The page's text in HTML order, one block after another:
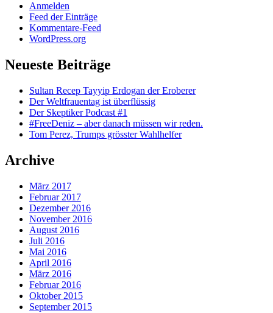
Anmelden
Feed der Einträge
Kommentare-Feed
WordPress.org
Neueste Beiträge
Sultan Recep Tayyip Erdogan der Eroberer
Der Weltfrauentag ist überflüssig
Der Skeptiker Podcast #1
#FreeDeniz – aber danach müssen wir reden.
Tom Perez, Trumps grösster Wahlhelfer
Archive
März 2017
Februar 2017
Dezember 2016
November 2016
August 2016
Juli 2016
Mai 2016
April 2016
März 2016
Februar 2016
Oktober 2015
September 2015